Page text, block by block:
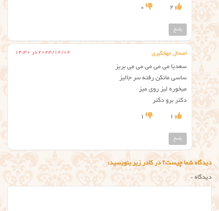
2
0
پاسخ
اصحال جهانگیری 2023/12/02 در 14:30
سعدیا می می می می می بریز
ساسی مانکن رفته سر جالیز
میخوره لیز روی میز
دکتر برو دکتر
1
1
پاسخ
دیدگاه شما چیست؟ در کادر زیر بنویسید:
دیدگاه *